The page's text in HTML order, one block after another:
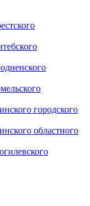
городского
областного